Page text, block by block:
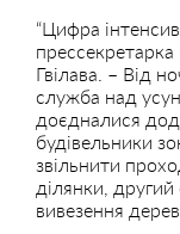
“Цифра
прессекретарка
Гвілава. – Від
служба над
доєдналися
будівельники
звільнити
ділянки,
вивезення